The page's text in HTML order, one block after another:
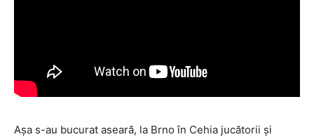
Aşa s-au bucurat aseară, la Brno în Cehia jucătorii şi